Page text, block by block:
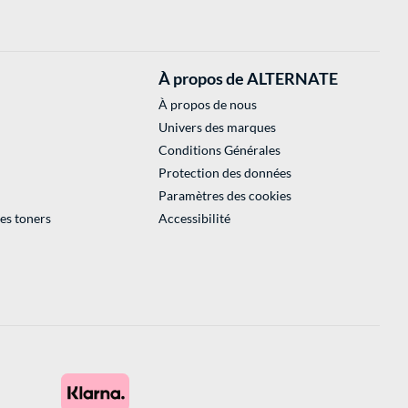
toners
À propos de ALTERNATE
À propos de nous
Univers des marques
Conditions Générales
Protection des données
Paramètres des cookies
Accessibilité